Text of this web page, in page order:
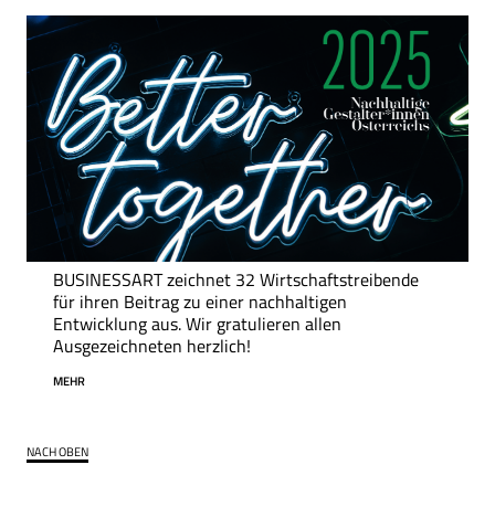
BUSINESSART zeichnet 32 Wirtschaftstreibende
für ihren Beitrag zu einer nachhaltigen
Entwicklung aus. Wir gratulieren allen
Ausgezeichneten herzlich!
MEHR
NACH OBEN